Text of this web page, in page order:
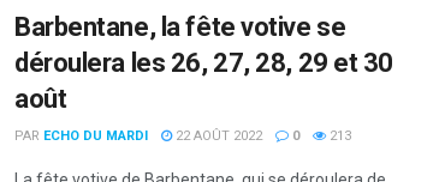
Barbentane, la fête votive se
déroulera les 26, 27, 28, 29 et 30
août
PAR ECHO DU MARDI 22 AOÛT 2022 0 213